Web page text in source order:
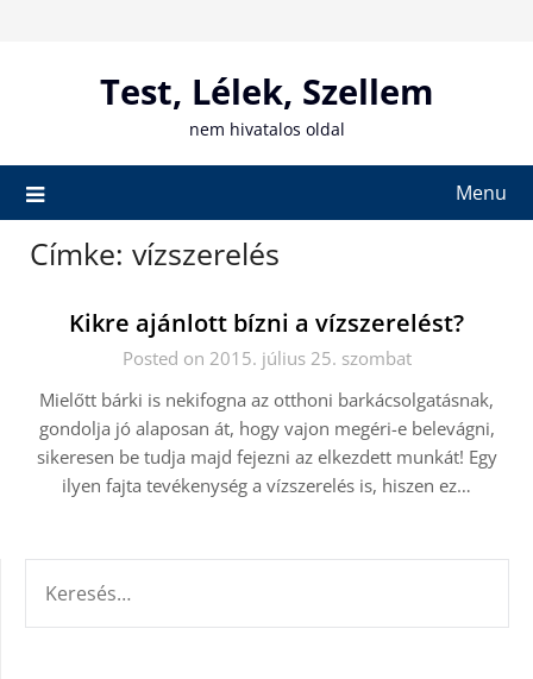
Test, Lélek, Szellem
nem hivatalos oldal
Menu
Címke: vízszerelés
Kikre ajánlott bízni a vízszerelést?
Posted on 2015. július 25. szombat
Mielőtt bárki is nekifogna az otthoni barkácsolgatásnak,
gondolja jó alaposan át, hogy vajon megéri-e belevágni,
sikeresen be tudja majd fejezni az elkezdett munkát! Egy
ilyen fajta tevékenység a vízszerelés is, hiszen ez…